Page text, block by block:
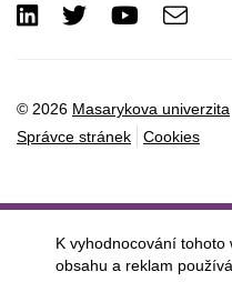
© 2026 Masarykova univerzita
Správce stránek
Cookies
LinkedIn
Twitter
e-
K vyhodnocování tohoto
obsahu a reklam